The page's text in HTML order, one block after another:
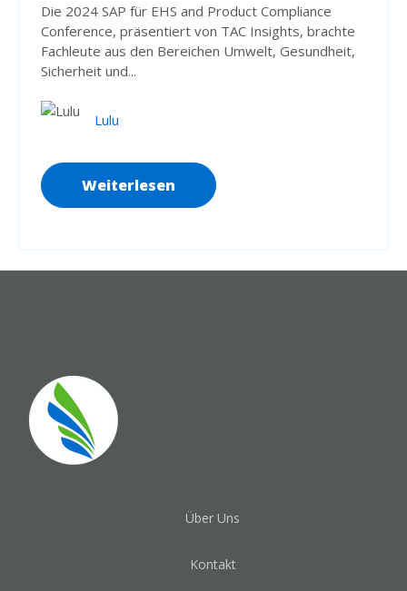
Die 2024 SAP für EHS and Product Compliance
Conference, präsentiert von TAC Insights, brachte
Fachleute aus den Bereichen Umwelt, Gesundheit,
Sicherheit und...
Lulu
Weiterlesen
Über Uns
Kontakt